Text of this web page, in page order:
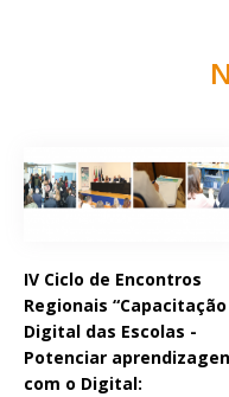
IV Ciclo de Encontros
Regionais “Capacitação
Digital das Escolas -
Potenciar
com o Digital:
Páginas